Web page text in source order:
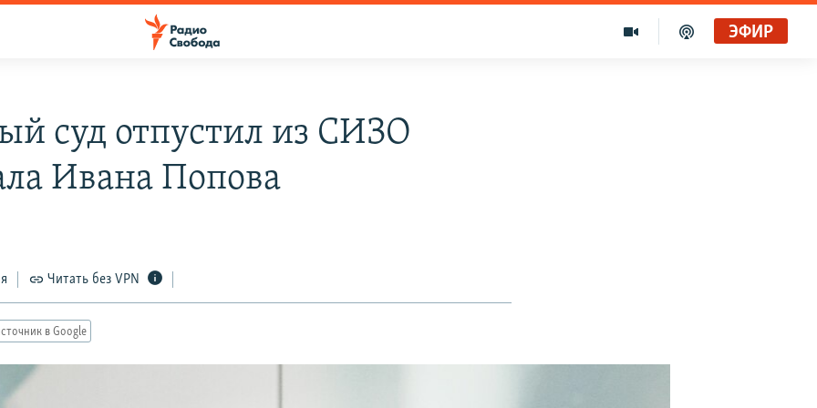
ЭФИР
суд отпустил из СИЗО
Ивана Попова
Читать без VPN
в Google